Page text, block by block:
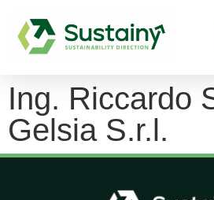
Ing. Riccardo
Gelsia S.r.l.